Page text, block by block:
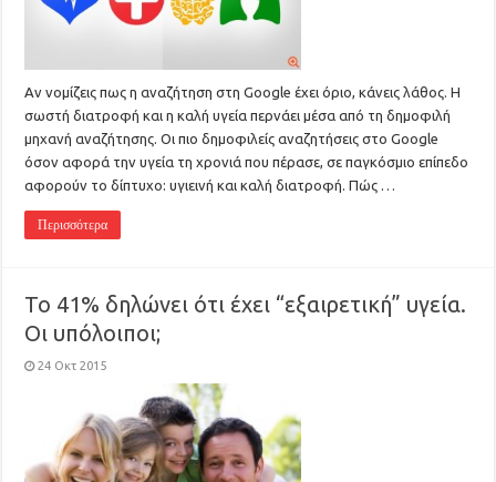
Αν νομίζεις πως η αναζήτηση στη Google έχει όριο, κάνεις λάθος. Η
σωστή διατροφή και η καλή υγεία περνάει μέσα από τη δημοφιλή
μηχανή αναζήτησης. Οι πιο δημοφιλείς αναζητήσεις στo Google
όσον αφορά την υγεία τη χρονιά που πέρασε, σε παγκόσμιο επίπεδο
αφορούν το δίπτυχο: υγιεινή και καλή διατροφή. Πώς …
Περισσότερα
Το 41% δηλώνει ότι έχει “εξαιρετική” υγεία.
Οι υπόλοιποι;
24 Οκτ 2015